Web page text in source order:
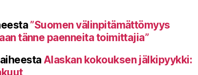
”Suomen välinpitämättömyys
tänne paenneita toimittajia”
Alaskan kokouksen jälkipyykki: